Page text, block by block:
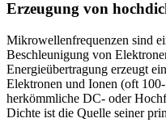
Erzeugung von
Mikrowellenfrequenzen sind
Beschleunigung von
Energieübertragung erzeugt
Elektronen und Ionen (oft
herkömmliche DC- oder
Dichte ist die Quelle seiner